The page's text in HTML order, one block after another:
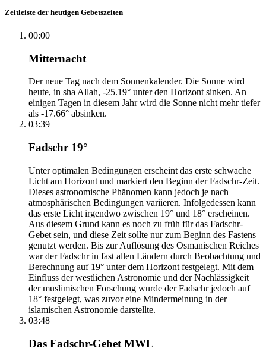
Zeitleiste der heutigen Gebetszeiten
00:00
Mitternacht
Der neue Tag nach dem Sonnenkalender. Die Sonne wird
heute, in sha Allah, -25.19° unter den Horizont sinken. An
einigen Tagen in diesem Jahr wird die Sonne nicht mehr tiefer
als -17.66° absinken.
03:39
Fadschr 19°
Unter optimalen Bedingungen erscheint das erste schwache
Licht am Horizont und markiert den Beginn der Fadschr-Zeit.
Dieses astronomische Phänomen kann jedoch je nach
atmosphärischen Bedingungen variieren. Infolgedessen kann
das erste Licht irgendwo zwischen 19° und 18° erscheinen.
Aus diesem Grund kann es noch zu früh für das Fadschr-
Gebet sein, und diese Zeit sollte nur zum Beginn des Fastens
genutzt werden. Bis zur Auflösung des Osmanischen Reiches
war der Fadschr in fast allen Ländern durch Beobachtung und
Berechnung auf 19° unter dem Horizont festgelegt. Mit dem
Einfluss der westlichen Astronomie und der Nachlässigkeit
der muslimischen Forschung wurde der Fadschr jedoch auf
18° festgelegt, was zuvor eine Mindermeinung in der
islamischen Astronomie darstellte.
03:48
Das Fadschr-Gebet MWL